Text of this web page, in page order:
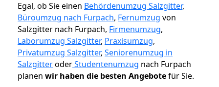
Egal, ob Sie einen Behördenumzug Salzgitter,
Büroumzug nach Furpach, Fernumzug von
Salzgitter nach Furpach, Firmenumzug,
Laborumzug Salzgitter, Praxisumzug,
Privatumzug Salzgitter, Seniorenumzug in
SalzgitteroderStudentenumzug nach Furpach
planen wir haben die besten Angebotefür Sie.